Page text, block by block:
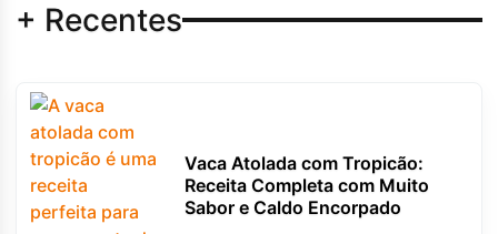
+ Recentes
Vaca Atolada com Tropicão:
Receita Completa com Muito
Sabor e Caldo Encorpado